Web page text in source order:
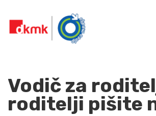
Vodič za
roditelji pišite